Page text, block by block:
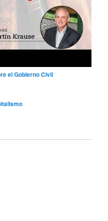
el Gobierno Civil